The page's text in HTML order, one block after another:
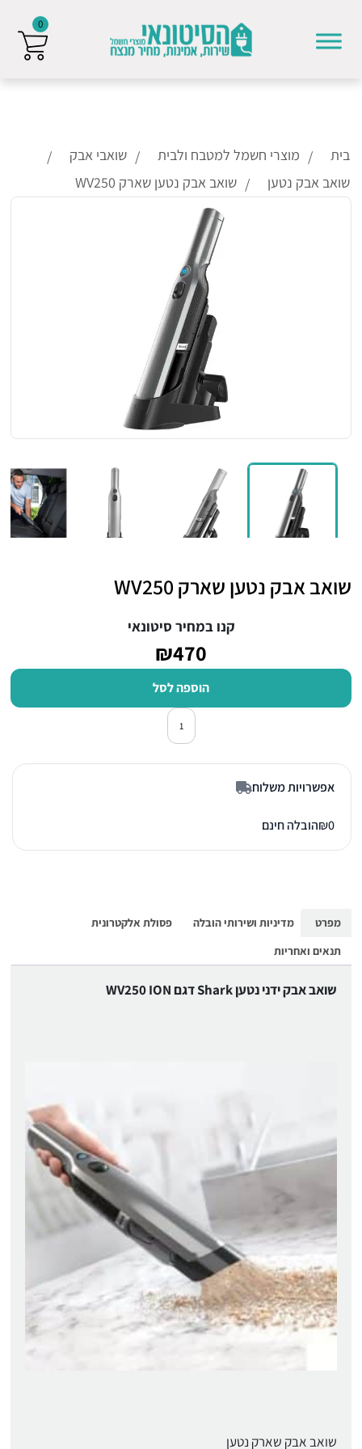
בית מוצרי חשמל למטבח ולבית
שואבי אבק
שואב אבק נטען
שואב אבק נטען שארק WV250
שואב אבק נטען שארק WV250
קנו במחיר סיטונאי
₪470
הוספה לסל
כמות של שואב אבק נטען שארק WV250
אפשרויות משלוח
₪0 הובלה חינם
מפרט מדיניות ושירותי הובלה
פסולת אלקטרונית
תנאים ואחריות
שואב אבק ידני נטען Shark דגם WV250 ION
שואב אבק שארק נטען
0